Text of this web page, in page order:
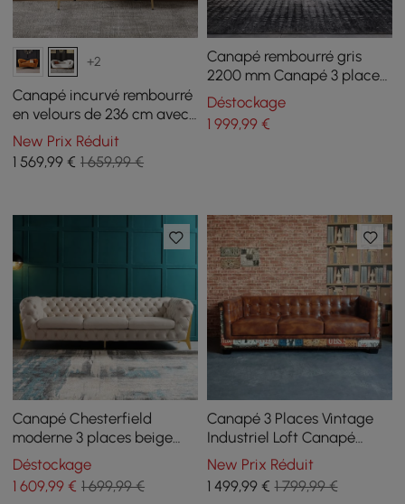
+2
Canapé incurvé rembourré
en velours de 236 cm avec
pieds dorés
New Prix Réduit
1 569,99 € 1 659,99 €
Canapé rembourré gris
2200 mm Canapé 3 places
en coton et lin avec
oreillers Pieds dorés
Déstockage
1 999,99€
Canapé Chesterfield
moderne 3 places beige
2320 mm avec boutons et
dossier capitonné
Déstockage
1 609,99 € 1 699,99 €
Canapé 3 Places Vintage
Industriel Loft Canapé
Capitonné en Similicuir
Marron
New Prix Réduit
1 499,99€ 1 799,99 €